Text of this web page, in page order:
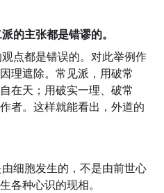
的主张都是错谬的。
点都是错误的。对此举例作
理遮除。常见派，用破常
在天；用破实一理、破常
者。这样就能看出，外道的
细胞发生的，不是由前世心
各种心识的现相。